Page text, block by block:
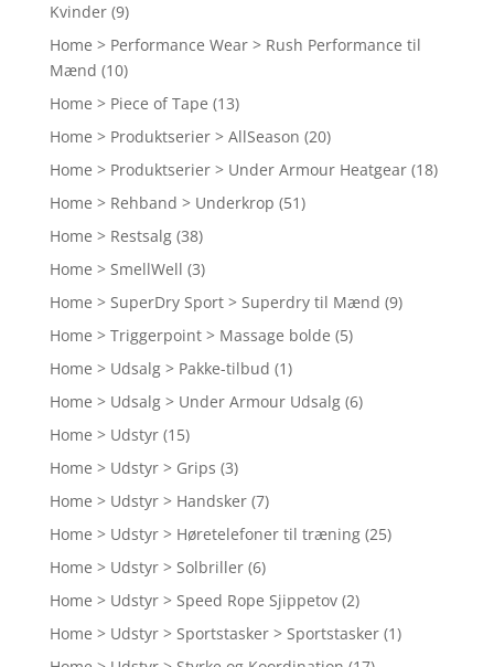
Kvinder (9)
Home > Performance Wear > Rush Performance til
Mænd (10)
Home > Piece of Tape (13)
Home > Produktserier > AllSeason (20)
Home > Produktserier > Under Armour Heatgear (18)
Home > Rehband > Underkrop (51)
Home > Restsalg (38)
Home > SmellWell (3)
Home > SuperDry Sport > Superdry til Mænd (9)
Home > Triggerpoint > Massage bolde (5)
Home > Udsalg > Pakke-tilbud (1)
Home > Udsalg > Under Armour Udsalg (6)
Home > Udstyr (15)
Home > Udstyr > Grips (3)
Home > Udstyr > Handsker (7)
Home > Udstyr > Høretelefoner til træning (25)
Home > Udstyr > Solbriller (6)
Home > Udstyr > Speed Rope Sjippetov (2)
Home > Udstyr > Sportstasker > Sportstasker (1)